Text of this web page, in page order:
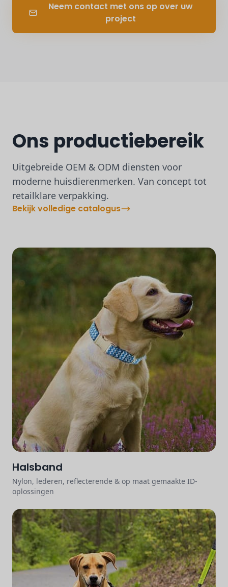
Neem contact met ons op over uw
project
Ons productiebereik
Uitgebreide OEM & ODM diensten voor
moderne huisdierenmerken. Van concept tot
retailklare verpakking.
Bekijk volledige catalogus
Halsband
Nylon, lederen, reflecterende & op maat gemaakte ID-
oplossingen